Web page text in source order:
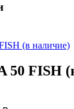
50 FISH